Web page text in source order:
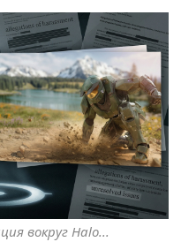
вокруг Halo...